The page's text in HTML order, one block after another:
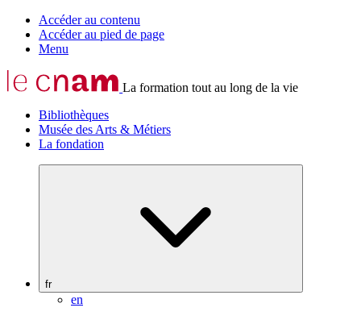
Accéder au contenu
Accéder au pied de page
Menu
La formation tout au long de la vie
Bibliothèques
Musée des Arts & Métiers
La fondation
fr
en